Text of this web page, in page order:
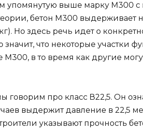
упомянутую выше марку М300 с
бетон М300 выдерживает
Но здесь речь идет о
значит, что некоторые участки
М300, в то время как другие
говорим про класс В22,5. Он
выдержит давление в 22,5
указывают прочность